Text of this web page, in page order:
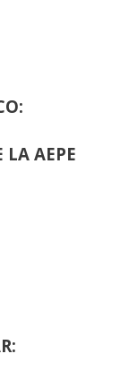
LA AEPE